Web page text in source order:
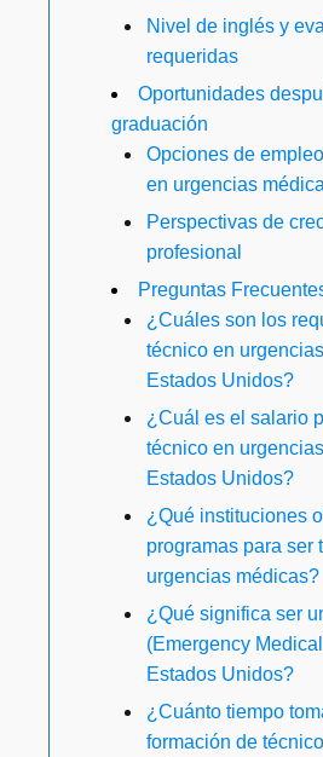
Nivel de inglés y
requeridas
Oportunidades
graduación
Opciones de
en urgencias
Perspectivas de
profesional
Preguntas
¿Cuáles son los
técnico en
Estados Unidos?
¿Cuál es el salario
técnico en
Estados Unidos?
¿Qué instituciones
programas para ser
urgencias médicas?
¿Qué significa ser
(Emergency
Estados Unidos?
¿Cuánto tiempo
formación de